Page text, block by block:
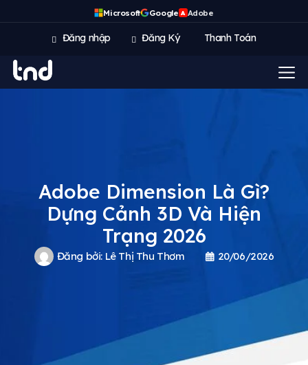
Microsoft Google A Adobe
Đăng nhập Đăng Ký Thanh Toán
Adobe Dimension Là Gì?
Dựng Cảnh 3D Và Hiện
Trạng 2026
Đăng bởi: Lê Thị Thu Thơm 20/06/2026